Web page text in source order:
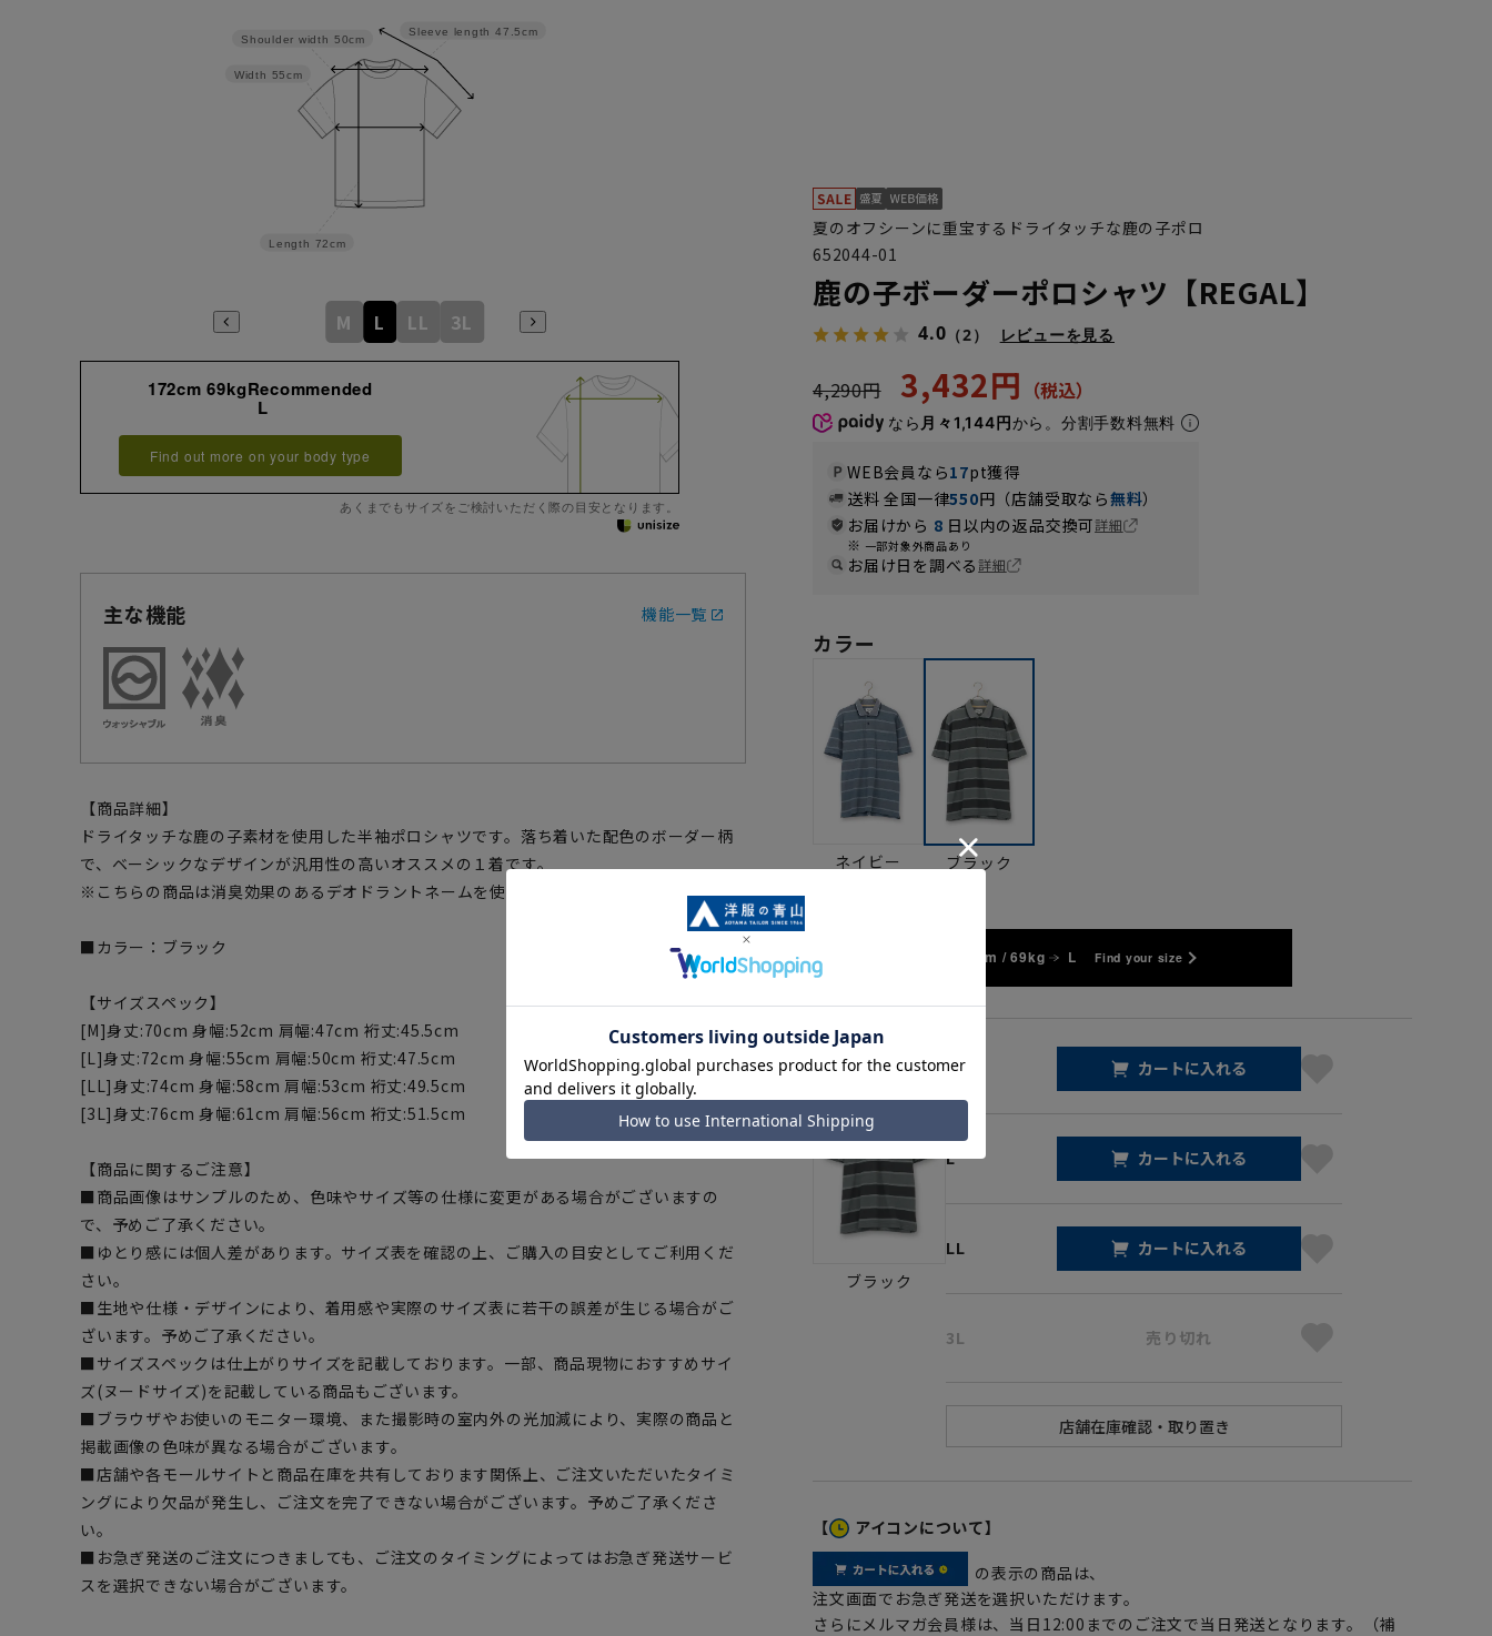
Sleeve length 47.5cm
Length 72cm
Width 55cm
Shoulder width 50cm
M L LL 3L
172cm 69kgRecommended
L
Find out more on your body type
あくまでもサイズをご検討いただく際の目安となります。
主な機能 機能一覧
【商品詳細】
ドライタッチな鹿の子素材を使用した半袖ポロシャツです。落ち着いた配色のボーダー柄
で、ベーシックなデザインが汎用性の高いオススメの１着です。
※こちらの商品は消臭効果のあるデオドラントネームを使用しています。
■カラー：ブラック
【サイズスペック】
[M]身丈:70cm 身幅:52cm 肩幅:47cm 裄丈:45.5cm
[L]身丈:72cm 身幅:55cm 肩幅:50cm 裄丈:47.5cm
[LL]身丈:74cm 身幅:58cm 肩幅:53cm 裄丈:49.5cm
[3L]身丈:76cm 身幅:61cm 肩幅:56cm 裄丈:51.5cm
【商品に関するご注意】
■商品画像はサンプルのため、色味やサイズ等の仕様に変更がある場合がございますの
で、予めご了承ください。
■ゆとり感には個人差があります。サイズ表を確認の上、ご購入の目安としてご利用くだ
さい。
■生地や仕様・デザインにより、着用感や実際のサイズ表に若干の誤差が生じる場合がご
ざいます。予めご了承ください。
■サイズスペックは仕上がりサイズを記載しております。一部、商品現物におすすめサイ
ズ(ヌードサイズ)を記載している商品もございます。
■ブラウザやお使いのモニター環境、また撮影時の室内外の光加減により、実際の商品と
掲載画像の色味が異なる場合がございます。
■店舗や各モールサイトと商品在庫を共有しております関係上、ご注文いただいたタイミ
ングにより欠品が発生し、ご注文を完了できない場合がございます。予めご了承くださ
い。
■お急ぎ発送のご注文につきましても、ご注文のタイミングによってはお急ぎ発送サービ
スを選択できない場合がございます。
夏のオフシーンに重宝するドライタッチな鹿の子ポロ
652044-01
鹿の子ボーダーポロシャツ【REGAL】
4.0 （2） レビューを見る
4,290円 3,432円
なら 月々1,144円から。分割手数料無料
WEB会員なら17pt獲得
送料 全国一律550円（店舗受取なら無料）
お届けから 8 日以内の返品交換可詳細
一部対象外商品あり
お届け日を調べる詳細
カラー
ネイビー ブラック
172cm / 69kg L Find your size
ブラック
M カートに入れる
L カートに入れる
LL カートに入れる
3L 売り切れ
【 アイコンについて】
の表示の商品は、
注文画面でお急ぎ発送を選択いただけます。
さらにメルマガ会員様は、当日12:00までのご注文で当日発送となります。（補